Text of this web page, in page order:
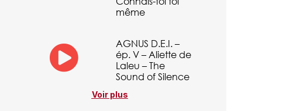
même
AGNUS D.E.I. –
ép. V – Aliette de
Laleu – The
Sound of Silence
Voir plus